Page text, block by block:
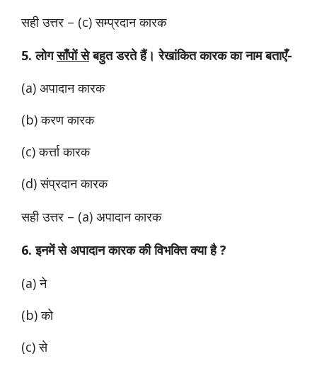
सही उत्तर – (c) सम्प्रदान कारक
5. लोगसाँपों सेबहुत डरते हैं। रेखांकित कारक का नाम बताएँ-
(a) अपादान कारक
(b) करण कारक
(c) कर्त्ता कारक
(d) संप्रदान कारक
सही उत्तर – (a) अपादान कारक
6. इनमें से अपादान कारक की विभक्ति क्या है ?
(a) ने
(b) को
(c) से